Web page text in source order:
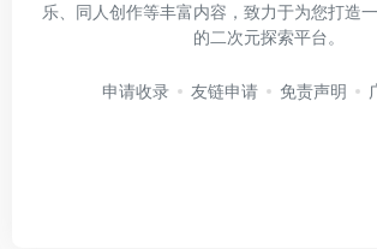
乐、同人创作等丰富内容，致力于为您打造
的二次元探索平台。
申请收录 友链申请 免责声明